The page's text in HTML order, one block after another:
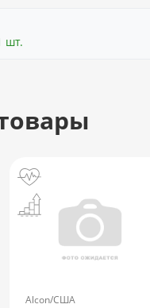
шт.
Alcon/США